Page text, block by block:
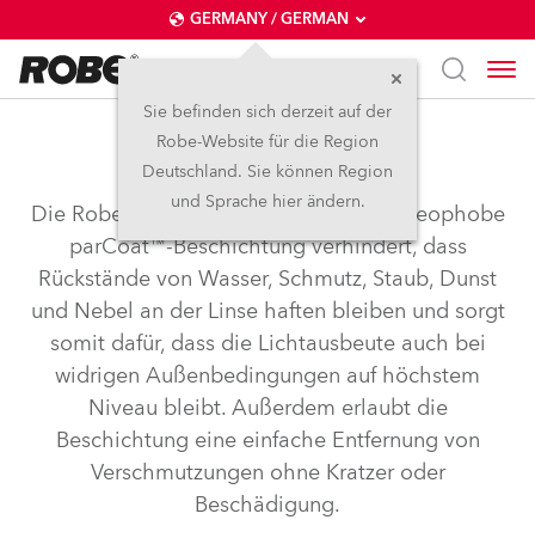
GERMANY / GERMAN
Sie befinden sich derzeit auf der
Robe-Website für die Region
Deutschland. Sie können Region
und Sprache hier ändern.
parCOAT™
Die Robe-exklusive hydrophobe und oleophobe
parCoat™-Beschichtung verhindert, dass
Rückstände von Wasser, Schmutz, Staub, Dunst
und Nebel an der Linse haften bleiben und sorgt
somit dafür, dass die Lichtausbeute auch bei
widrigen Außenbedingungen auf höchstem
Niveau bleibt. Außerdem erlaubt die
Beschichtung eine einfache Entfernung von
Verschmutzungen ohne Kratzer oder
Beschädigung.